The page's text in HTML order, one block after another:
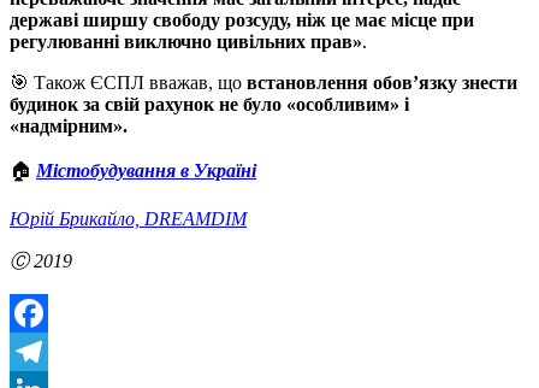
державі ширшу свободу розсуду, ніж це має місце при
регулюванні виключно цивільних прав».
🎯 Також ЄСПЛ вважав, що встановлення обов’язку знести
будинок за свій рахунок не було «особливим» і
«надмірним».
🏠 Містобудування в Україні
Юрій Брикайло, DREAMDIM
Ⓒ2019
Facebook